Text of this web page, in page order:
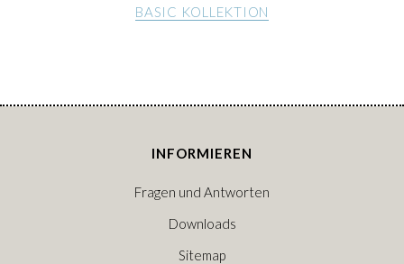
BASIC KOLLEKTION
INFORMIEREN
Fragen und Antworten
Downloads
Sitemap